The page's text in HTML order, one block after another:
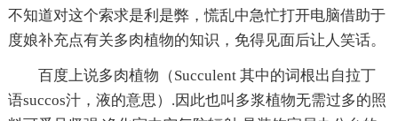
不知道对这个索求是利是弊，慌乱中急忙打开电脑借助于
度娘补充点有关多肉植物的知识，免得见面后让人笑话。
百度上说多肉植物（Succulent 其中的词根出自拉丁
语succos汁，液的意思）.因此也叫多浆植物无需过多的照